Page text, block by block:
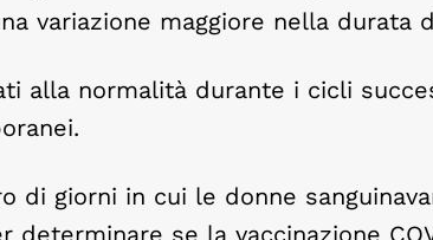
variazione maggiore nella durata
alla normalità durante i cicli
di giorni in cui le donne